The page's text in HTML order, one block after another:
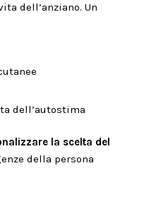
dell’anziano. Un
dell’autostima
la scelta del
della persona